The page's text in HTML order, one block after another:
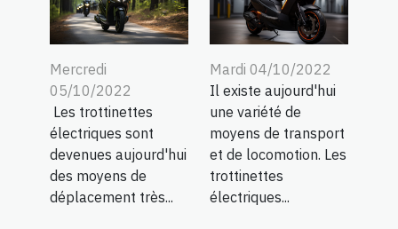
Mercredi
05/10/2022
Les trottinettes
électriques sont
devenues aujourd'hui
des moyens de
déplacement très...
Mardi 04/10/2022
Il existe aujourd'hui
une variété de
moyens de transport
et de locomotion. Les
trottinettes
électriques...